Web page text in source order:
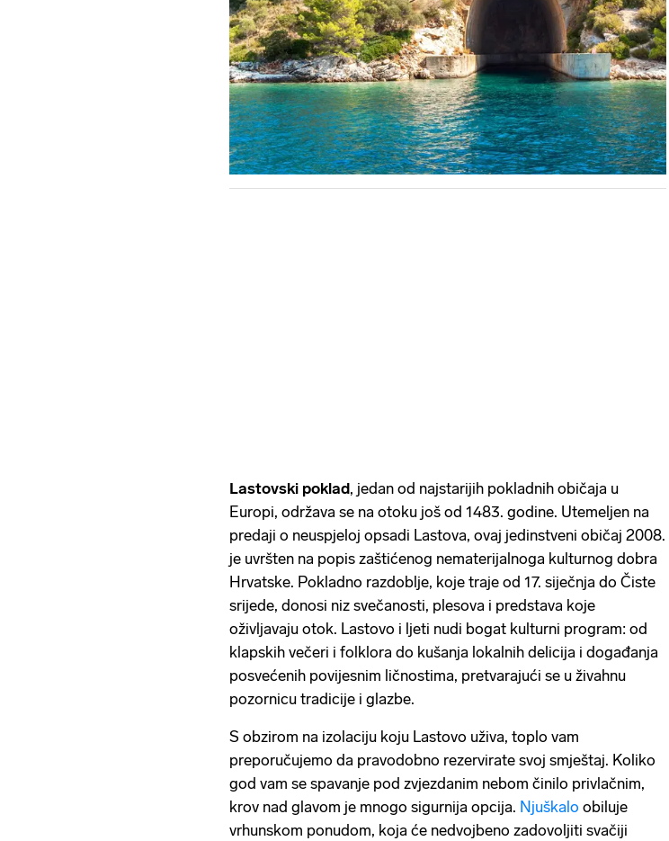
Lastovski poklad, jedan od najstarijih pokladnih običaja u
Europi, održava se na otoku još od 1483. godine. Utemeljen na
predaji o neuspjeloj opsadi Lastova, ovaj jedinstveni običaj 2008.
je uvršten na popis zaštićenog nematerijalnoga kulturnog dobra
Hrvatske. Pokladno razdoblje, koje traje od 17. siječnja do Čiste
srijede, donosi niz svečanosti, plesova i predstava koje
oživljavaju otok. Lastovo i ljeti nudi bogat kulturni program: od
klapskih večeri i folklora do kušanja lokalnih delicija i događanja
posvećenih povijesnim ličnostima, pretvarajući se u živahnu
pozornicu tradicije i glazbe.
S obzirom na izolaciju koju Lastovo uživa, toplo vam
preporučujemo da pravodobno rezervirate svoj smještaj. Koliko
god vam se spavanje pod zvjezdanim nebom činilo privlačnim,
krov nad glavom je mnogo sigurnija opcija. Njuškalo obiluje
vrhunskom ponudom, koja će nedvojbeno zadovoljiti svačiji